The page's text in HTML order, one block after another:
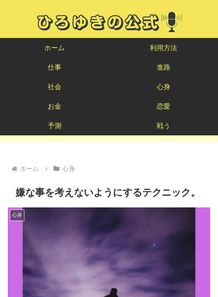
ホーム 利用方法
仕事 進路
社会 心身
お金 恋愛
予測 戦う
ホーム 心身
嫌な事を考えないようにするテクニック。
心身